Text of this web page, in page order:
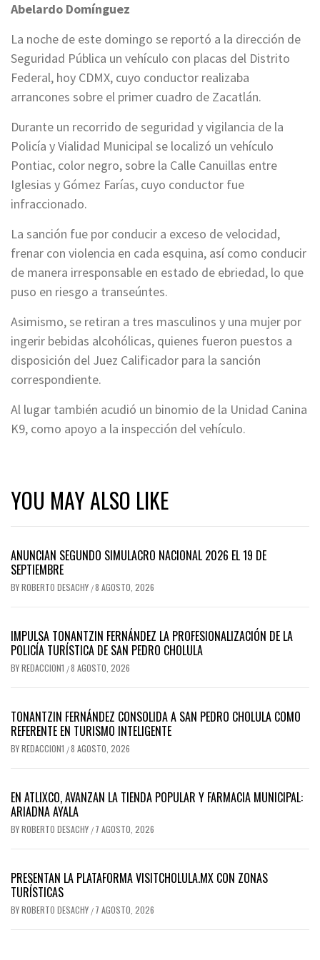
Abelardo Domínguez
La noche de este domingo se reportó a la dirección de
Seguridad Pública un vehículo con placas del Distrito
Federal, hoy CDMX, cuyo conductor realizaba
arrancones sobre el primer cuadro de Zacatlán.
Durante un recorrido de seguridad y vigilancia de la
Policía y Vialidad Municipal se localizó un vehículo
Pontiac, color negro, sobre la Calle Canuillas entre
Iglesias y Gómez Farías, cuyo conductor fue
infraccionado.
La sanción fue por conducir a exceso de velocidad,
frenar con violencia en cada esquina, así como conducir
de manera irresponsable en estado de ebriedad, lo que
puso en riesgo a transeúntes.
Asimismo, se retiran a tres masculinos y una mujer por
ingerir bebidas alcohólicas, quienes fueron puestos a
disposición del Juez Calificador para la sanción
correspondiente.
Al lugar también acudió un binomio de la Unidad Canina
K9, como apoyo a la inspección del vehículo.
YOU MAY ALSO LIKE
ANUNCIAN SEGUNDO SIMULACRO NACIONAL 2026 EL 19 DE
SEPTIEMBRE
BYROBERTO DESACHY /8 AGOSTO, 2026
IMPULSA TONANTZIN FERNÁNDEZ LA PROFESIONALIZACIÓN DE LA
POLICÍA TURÍSTICA DE SAN PEDRO CHOLULA
BYREDACCION1 /8 AGOSTO, 2026
TONANTZIN FERNÁNDEZ CONSOLIDA A SAN PEDRO CHOLULA COMO
REFERENTE EN TURISMO INTELIGENTE
BYREDACCION1 /8 AGOSTO, 2026
EN ATLIXCO, AVANZAN LA TIENDA POPULAR Y FARMACIA MUNICIPAL:
ARIADNA AYALA
BYROBERTO DESACHY / 7 AGOSTO, 2026
PRESENTAN LA PLATAFORMA VISITCHOLULA.MX CON ZONAS
TURÍSTICAS
BYROBERTO DESACHY / 7 AGOSTO, 2026